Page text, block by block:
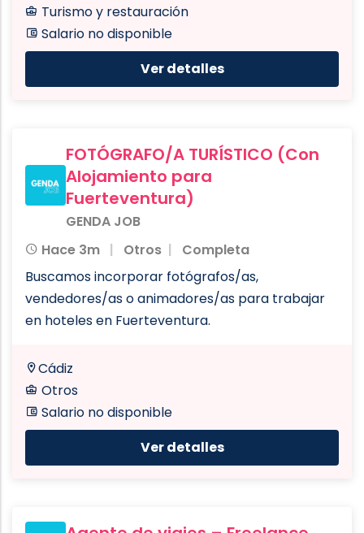
Turismo y restauración
Salario no disponible
Ver detalles
FOTÓGRAFO/A TURÍSTICO (Con
Alojamiento para
Fuerteventura)
GENDA JOB
Hace 3m
Otros
Completa
Buscamos incorporar fotógrafos/as,
vendedores/as o animadores/as para trabajar
en hoteles en Fuerteventura.
Cádiz
Otros
Salario no disponible
Ver detalles